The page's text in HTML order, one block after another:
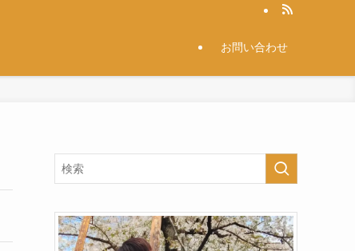
お問い合わせ